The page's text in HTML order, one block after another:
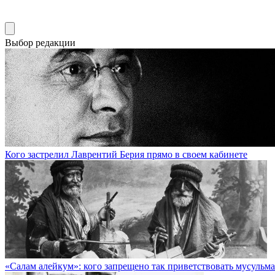
Выбор редакции
Кого застрелил Лаврентий Берия прямо в своем кабинете
«Салам алейкум»: кого запрещено так приветствовать